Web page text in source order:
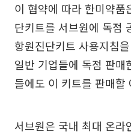
이 협약에 따라 한미약품
단키트를 서브원에 독점
항원진단키트 사용지침
일반 기업들에 독점 판
들에도 이 키트를 판매할
서브원은 국내 최대 온라